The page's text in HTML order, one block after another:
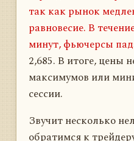
так как рынок
равновесие. В
минут, фьючерсы
2,685. В итоге, цены
максимумов или
сессии.
Звучит несколько
обратимся к